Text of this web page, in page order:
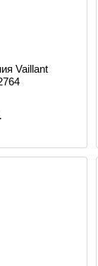
Vaillant